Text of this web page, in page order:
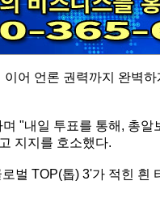
어 언론 권력까지 완벽
"내일 투표를 통해, 총알
지지를 호소했다.
벌 TOP(톱) 3'가 적힌 흰